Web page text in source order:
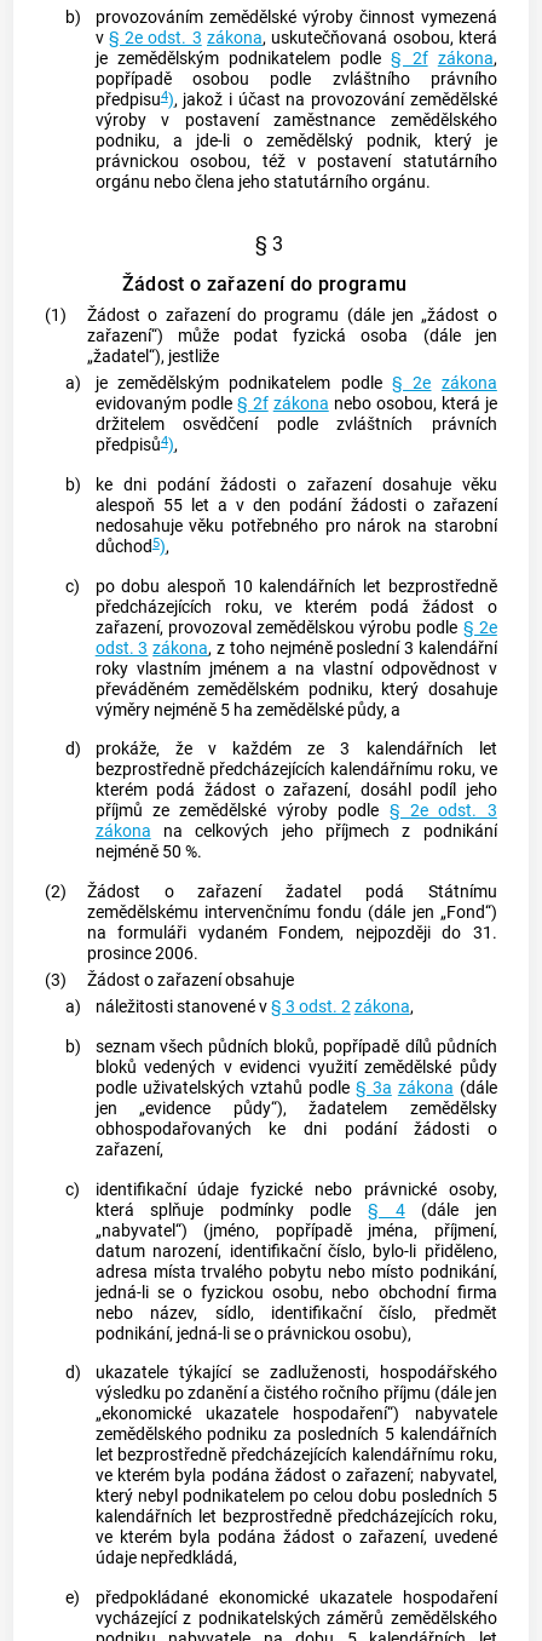
b)
provozováním zemědělské výrobyčinnost vymezená
v § 2e odst. 3 zákona, uskutečňovaná osobou, která
je zemědělským podnikatelem podle§ 2f zákona,
popřípadě osobou podle zvláštního právního
předpisu4), jakož i účast na provozování zemědělské
výrobyv postavení zaměstnance zemědělského
podniku, a jde-li o zemědělský podnik, který je
právnickou osobou, též v postavení statutárního
orgánu nebo člena jeho statutárního orgánu.
§ 3
Žádost o zařazení do programu
(1)
Žádost o zařazení do programu (dále jen „žádost o
zařazení“) může podat fyzická osoba (dále jen
„žadatel“), jestliže
a)
je zemědělským podnikatelem podle§ 2e zákona
evidovaným podle § 2f zákona nebo osobou, která je
držitelem osvědčení podle zvláštních právních
předpisů4),
b)
ke dni podání žádosti o zařazení dosahuje věku
alespoň 55 let a v den podání žádosti o zařazení
nedosahuje věku potřebného pro nárok na starobní
důchod5),
c)
po dobu alespoň 10 kalendářních let bezprostředně
předcházejících roku, ve kterém podá žádost o
zařazení, provozoval zemědělskou výrobu podle § 2e
odst. 3 zákona, z toho nejméně poslední 3 kalendářní
roky vlastním jménem a na vlastní odpovědnost v
převáděnémzemědělském podniku, který dosahuje
výměry nejméně 5 ha zemědělské půdy, a
d)
prokáže, že v každém ze 3 kalendářních let
bezprostředně předcházejících kalendářnímu roku, ve
kterém podá žádost o zařazení, dosáhl podíl jeho
příjmů ze zemědělské výroby podle § 2e odst. 3
zákona na celkových jeho příjmech z podnikání
nejméně 50 %.
(2)
Žádost o zařazení žadatel podá Státnímu
zemědělskému intervenčnímu fondu (dále jen „Fond“)
na formuláři vydaném Fondem, nejpozději do 31.
prosince 2006.
(3)
Žádost o zařazení obsahuje
a)
náležitosti stanovené v§ 3 odst. 2zákona,
b)
seznam všech půdních bloků, popřípadě dílů půdních
bloků vedených v evidenci využití zemědělské půdy
podle uživatelských vztahů podle § 3a zákona (dále
jen „evidence půdy“), žadatelem zemědělsky
obhospodařovaných ke dni podání žádosti o
zařazení,
c)
identifikační údaje fyzické nebo právnické osoby,
která splňuje podmínky podle§ 4(dále jen
„nabyvatel“) (jméno, popřípadě jména, příjmení,
datum narození, identifikační číslo, bylo-li přiděleno,
adresa místa trvalého pobytu nebo místo podnikání,
jedná-li se o fyzickou osobu, nebo obchodní firma
nebo název, sídlo, identifikační číslo, předmět
podnikání, jedná-li se o právnickou osobu),
d)
ukazatele týkající se zadluženosti, hospodářského
výsledku po zdanění a čistého ročního příjmu (dále jen
„ekonomické ukazatele hospodaření“) nabyvatele
zemědělského podniku za posledních 5 kalendářních
let bezprostředně předcházejících kalendářnímu roku,
ve kterém byla podána žádost o zařazení; nabyvatel,
který nebyl podnikatelem po celou dobu posledních 5
kalendářních let bezprostředně předcházejících roku,
ve kterém byla podána žádost o zařazení, uvedené
údaje nepředkládá,
e)
předpokládané ekonomické ukazatele hospodaření
vycházející z podnikatelských záměrů zemědělského